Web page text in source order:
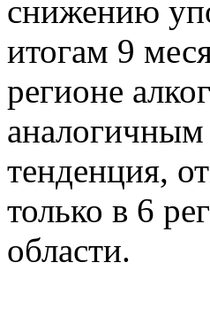
снижению
итогам 9
регионе
тенденция,
только в 6
области.